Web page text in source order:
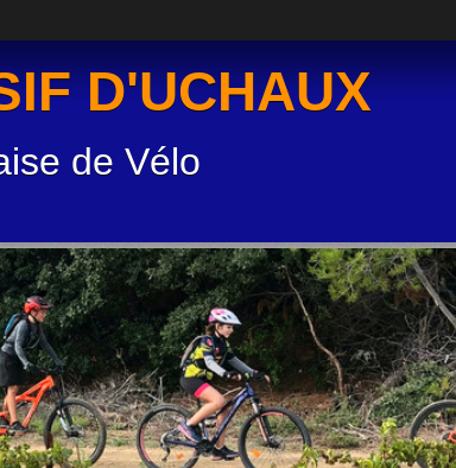
D'UCHAUX
de Vélo